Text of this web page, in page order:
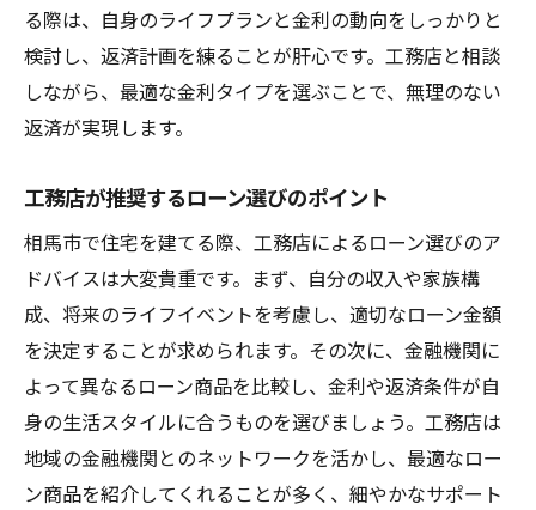
る際は、自身のライフプランと金利の動向をしっかりと
検討し、返済計画を練ることが肝心です。工務店と相談
しながら、最適な金利タイプを選ぶことで、無理のない
返済が実現します。
工務店が推奨するローン選びのポイント
相馬市で住宅を建てる際、工務店によるローン選びのア
ドバイスは大変貴重です。まず、自分の収入や家族構
成、将来のライフイベントを考慮し、適切なローン金額
を決定することが求められます。その次に、金融機関に
よって異なるローン商品を比較し、金利や返済条件が自
身の生活スタイルに合うものを選びましょう。工務店は
地域の金融機関とのネットワークを活かし、最適なロー
ン商品を紹介してくれることが多く、細やかなサポート